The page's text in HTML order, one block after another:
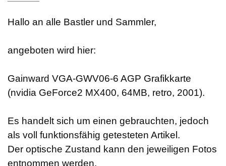
Hallo an alle Bastler und Sammler,
angeboten wird hier:
Gainward VGA-GWV06-6 AGP Grafikkarte
(nvidia GeForce2 MX400, 64MB, retro, 2001).
Es handelt sich um einen gebrauchten, jedoch
als voll funktionsfähig getesteten Artikel.
Der optische Zustand kann den jeweiligen Fotos
entnommen werden.